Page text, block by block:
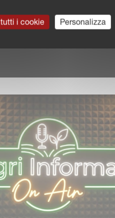
i cookie Personalizza